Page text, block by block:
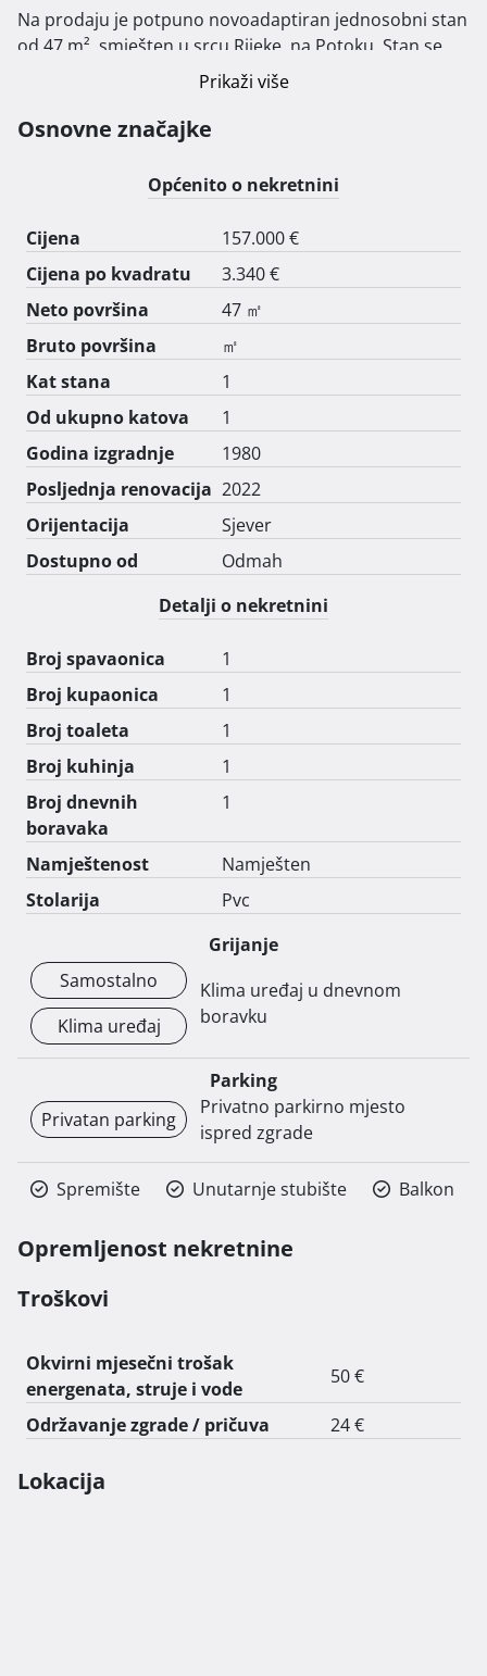
Na prodaju je potpuno novoadaptiran jednosobni stan
od 47 m², smješten u srcu Rijeke, na Potoku. Stan se
nalazi na odličnoj lokaciji, u neposrednoj blizini svih
fakulteta.
Karakteristike stana:
Površina: 47 m²
Raspored: jednosoban stan, s mogućnošću
organizacije prostora prema vašim potrebama
Renovacija: stan je u potpunosti adaptiran s
modernom opremom
Dodatne pogodnosti: privatno parkirno mjesto ispred
zgrade
Ovaj stan je idealan za mlade parove, studente, samce
ili kao investicija za najam.
Blizina centra grada i privatno parkirno mjesto čine
ovu nekretninu iznimno atraktivnom.
Prikaži više
Osnovne značajke
Općenito o nekretnini
Cijena
157.000 €
Cijena po kvadratu
3.340 €
Neto površina
47 ㎡
Bruto površina
㎡
Kat stana
1
Od ukupno katova
1
Godina izgradnje
1980
Posljednja renovacija 2022
Orijentacija
Sjever
Dostupno od
Odmah
Detalji o nekretnini
Broj spavaonica
1
Broj kupaonica
1
Broj toaleta
1
Broj kuhinja
1
Broj dnevnih
boravaka
1
Namještenost
Namješten
Stolarija
Pvc
Grijanje
Samostalno
Klima uređaj
Klima uređaj u dnevnom
boravku
Parking
Privatan parking
Privatno parkirno mjesto
ispred zgrade
Spremište Unutarnje stubište Balkon
Opremljenost nekretnine
Troškovi
Okvirni mjesečni trošak
energenata, struje i vode
50 €
Održavanje zgrade / pričuva 24 €
Lokacija